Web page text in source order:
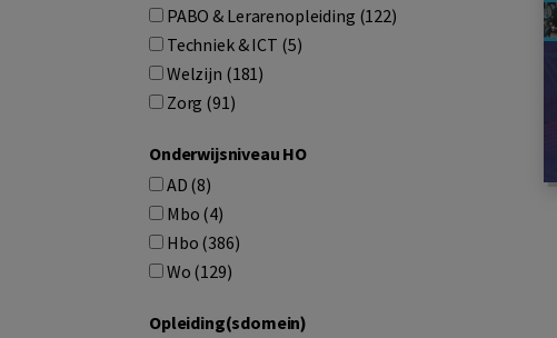
PABO & Lerarenopleiding (122)
Techniek & ICT (5)
Welzijn (181)
Zorg (91)
Onderwijsniveau HO
AD (8)
Mbo (4)
Hbo (386)
Wo (129)
Opleiding(sdomein)